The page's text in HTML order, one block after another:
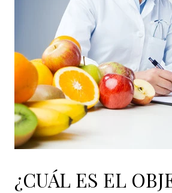
¿CUÁL ES EL